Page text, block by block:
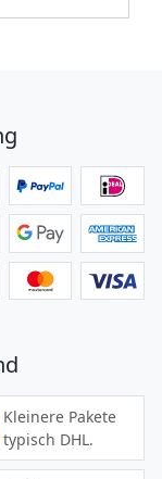
Kleinere Pakete
typisch DHL.